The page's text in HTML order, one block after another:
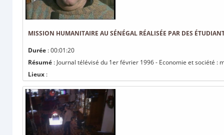
MISSION HUMANITAIRE AU SÉNÉGAL RÉALISÉE PAR DES
Durée : 00:01:20
Résumé : Journal télévisé du 1er février 1996 - Economie et société
Lieux :